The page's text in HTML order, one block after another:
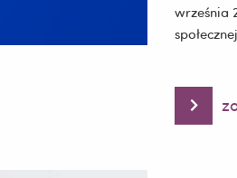
września
społecznej.
TRWA